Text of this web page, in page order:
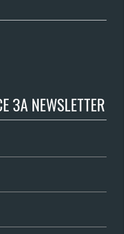
NEWSLETTER